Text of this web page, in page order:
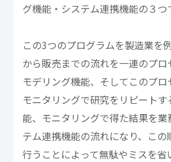
グ機能・システム連携機能の３つ
この3つのプログラムを製造業を
から販売までの流れを一連のプ
モデリング機能、そしてこのプ
モニタリングで研究をリピート
能、モニタリングで得た結果を業
テム連携機能の流れになり、この
行うことによって無駄やミスを省